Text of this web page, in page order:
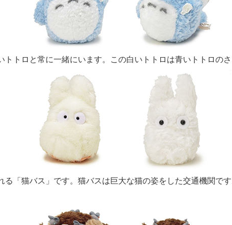
トトロと常に一緒にいます。この白いトトロは青いトトロの
「猫バス」です。猫バスは巨大な猫の姿をした交通機関です